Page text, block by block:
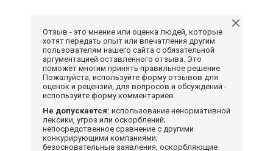
Отзыв - это мнение или оценка людей, которые
хотят передать опыт или впечатления другим
пользователям нашего сайта с обязательной
аргументацией оставленного отзыва. Это
поможет многим принять правильное решение.
Пожалуйста, используйте форму отзывов для
оценок и рецензий, для вопросов и обсуждений -
используйте форму комментариев.
Не допускается: использование ненормативной
лексики, угроз или оскорблений;
непосредственное сравнение с другими
конкурирующими компаниями;
безосновательные заявления, оскорбляющие